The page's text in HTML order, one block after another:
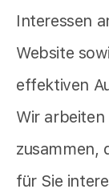
Interessen
Website
effektiven
Wir
zusammen,
für Sie